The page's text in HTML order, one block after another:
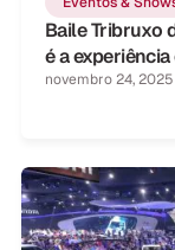
Baile Tribruxo
é a
novembro 24, 2025